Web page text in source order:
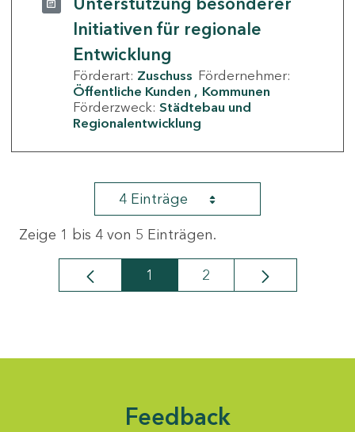
Initiativen für regionale
Entwicklung
Förderart: Zuschuss Fördernehmer:
Öffentliche Kunden
Kommunen
Förderzweck: Städtebau und
Regionalentwicklung
4 Einträge
Zeige 1 bis 4 von 5 Einträgen.
Seite
1 Seite
2
Feedback